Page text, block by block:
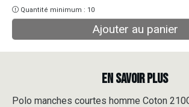
Quantité minimum : 10
Ajouter au panier
EN SAVOIR PLUS
Polo manches courtes homme Coton